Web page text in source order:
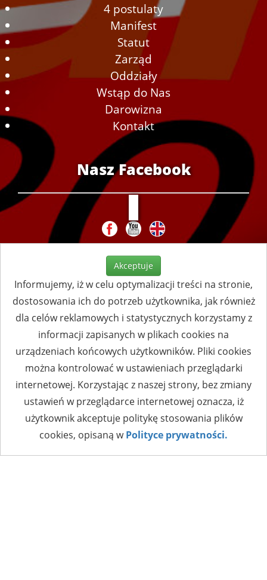
4 postulaty
Manifest
Statut
Zarząd
Oddziały
Wstąp do Nas
Darowizna
Kontakt
Nasz Facebook
Akceptuje
Informujemy, iż w celu optymalizacji treści na stronie,
dostosowania ich do potrzeb użytkownika, jak również
dla celów reklamowych i statystycznych korzystamy z
informacji zapisanych w plikach cookies na
urządzeniach końcowych użytkowników. Pliki cookies
można kontrolować w ustawieniach przeglądarki
internetowej. Korzystając z naszej strony, bez zmiany
ustawień w przeglądarce internetowej oznacza, iż
użytkownik akceptuje politykę stosowania plików
cookies, opisaną wPolityce prywatności.